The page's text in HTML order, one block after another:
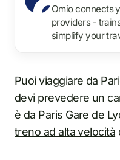
Omio connects
providers -
simplify your
Puoi viaggiare da
devi prevedere un
è da Paris Gare de
treno ad alta velocità